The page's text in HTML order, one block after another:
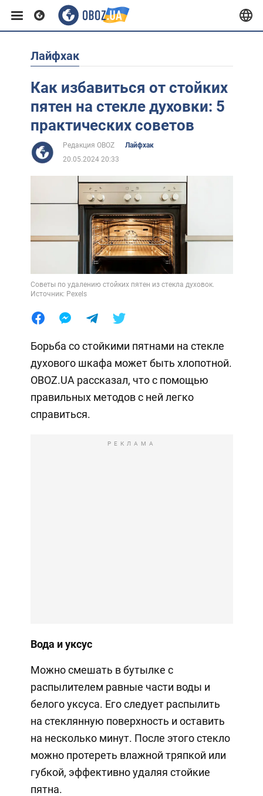
Европа
США
Африка
Лайфхак
Как избавиться от стойких
пятен на стекле духовки: 5
практических советов
Редакция OBOZ
Лайфхак
20.05.2024 20:33
Советы по удалению стойких пятен из стекла духовок.
Источник: Pexels
Борьба со стойкими пятнами на стекле
духового шкафа может быть хлопотной.
OBOZ.UA рассказал, что с помощью
правильных методов с ней легко
справиться.
РЕКЛАМА
Вода и уксус
Можно смешать в бутылке с
распылителем равные части воды и
белого уксуса. Его следует распылить
на стеклянную поверхность и оставить
на несколько минут. После этого стекло
можно протереть влажной тряпкой или
губкой, эффективно удаляя стойкие
пятна.